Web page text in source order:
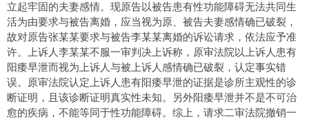
立起牢固的夫妻感情。现原告以被告患有性功能障碍无法共同生
活为由要求与被告离婚，应当视为原、被告夫妻感情确已破裂，
故对原告张某某要求与被告李某某离婚的诉讼请求，依法应予准
许。上诉人李某某不服一审判决上诉称，原审法院以上诉人患有
阳痿早泄而视为上诉人与被上诉人感情确已破裂，认定事实错
误。原审法院认定上诉人患有阳痿早泄的证据是诊所主观性的诊
断证明，且该诊断证明真实性未知。另外阳痿早泄并不是不可治
愈的疾病，不能等同于性功能障碍。综上，请求二审法院撤销一